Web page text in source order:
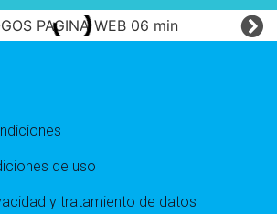
de uso
y tratamiento de datos